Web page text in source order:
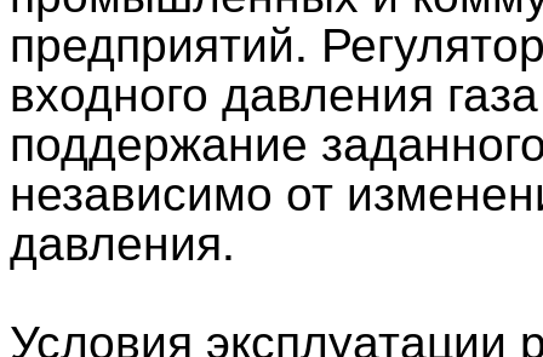
предприятий.
входного давления
поддержание
независимо от
давления.
Условия эксплуатации